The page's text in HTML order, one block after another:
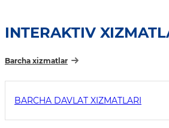
INTERAKTIV
Barcha xizmatlar
BARCHA DAVLAT XIZMATLARI